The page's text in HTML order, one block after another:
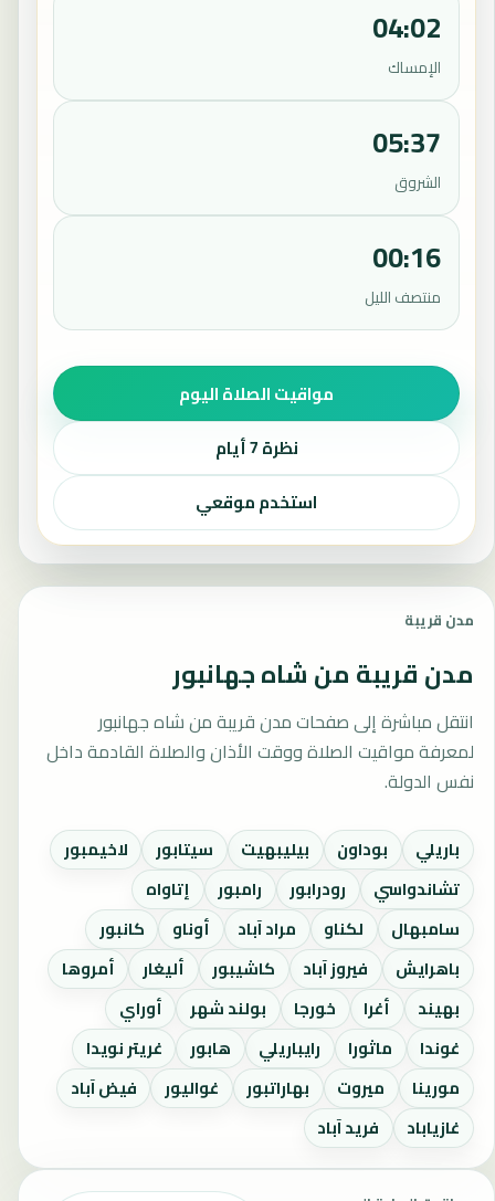
04:02
الإمساك
05:37
الشروق
00:16
منتصف الليل
مواقيت الصلاة اليوم
نظرة 7 أيام
استخدم موقعي
مدن قريبة
مدن قريبة من شاه جهانبور
انتقل مباشرة إلى صفحات مدن قريبة من شاه جهانبور
لمعرفة مواقيت الصلاة ووقت الأذان والصلاة القادمة داخل
نفس الدولة.
باريلي بوداون بيليبهيت سيتابور
لاخيمبور
تشاندواسي
رودرابور رامبور
إتاواه
سامبهال
لكناو مراد آباد أوناو
كانبور
باهرايش
فيروز آباد كاشيبور أليغار
أمروها
بهيند
أغرا خورجا بولند شهر
أوراي
غوندا
ماثورا رايباريلي هابور
غريتر نويدا
مورينا
ميروت بهاراتبور غواليور
فيض آباد
غازياباد
فريد آباد